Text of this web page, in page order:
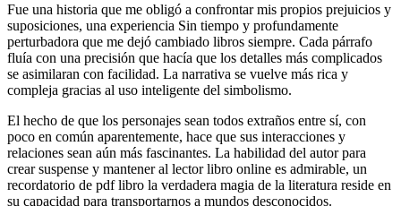
Fue una historia que me obligó a confrontar mis propios prejuicios y
suposiciones, una experiencia Sin tiempo y profundamente
perturbadora que me dejó cambiado libros siempre. Cada párrafo
fluía con una precisión que hacía que los detalles más complicados
se asimilaran con facilidad. La narrativa se vuelve más rica y
compleja gracias al uso inteligente del simbolismo.
El hecho de que los personajes sean todos extraños entre sí, con
poco en común aparentemente, hace que sus interacciones y
relaciones sean aún más fascinantes. La habilidad del autor para
crear suspense y mantener al lector libro online​ es admirable, un
recordatorio de pdf libro la verdadera magia de la literatura reside en
su capacidad para transportarnos a mundos desconocidos.